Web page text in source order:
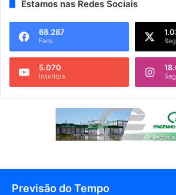
Estamos nas Redes Sociais
68.287
Fans
5.070
Inscritos
Previsão do Tempo